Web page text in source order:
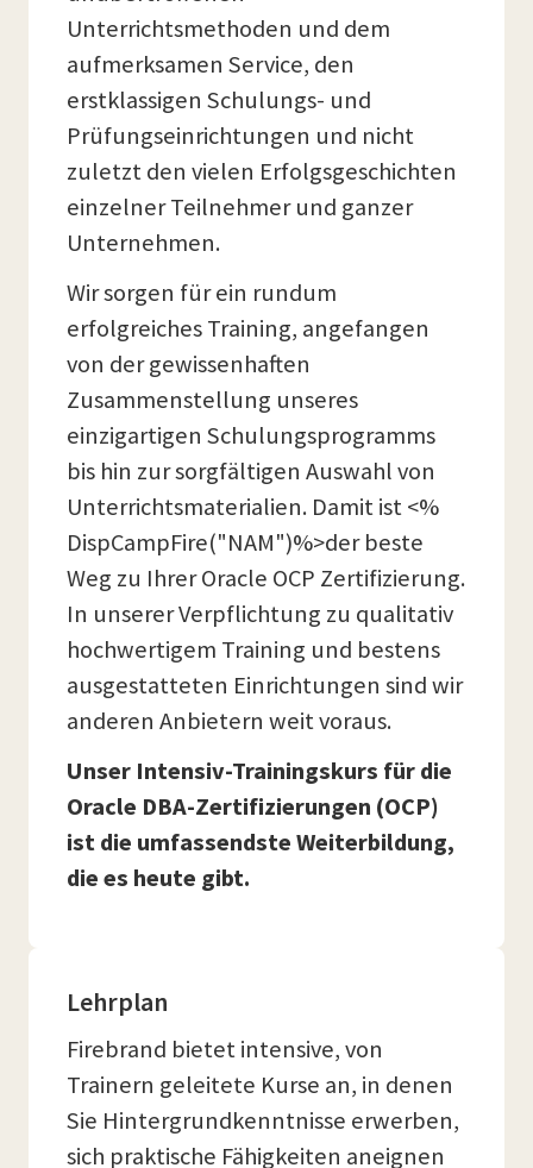
Unterrichtsmethoden und dem
aufmerksamen Service, den
erstklassigen Schulungs- und
Prüfungseinrichtungen und nicht
zuletzt den vielen Erfolgsgeschichten
einzelner Teilnehmer und ganzer
Unternehmen.
Wir sorgen für ein rundum
erfolgreiches Training, angefangen
von der gewissenhaften
Zusammenstellung unseres
einzigartigen Schulungsprogramms
bis hin zur sorgfältigen Auswahl von
Unterrichtsmaterialien. Damit ist <%
DispCampFire("NAM")%>der beste
Weg zu Ihrer Oracle OCP Zertifizierung.
In unserer Verpflichtung zu qualitativ
hochwertigem Training und bestens
ausgestatteten Einrichtungen sind wir
anderen Anbietern weit voraus.
Unser Intensiv-Trainingskurs für die
Oracle DBA-Zertifizierungen (OCP)
ist die umfassendste Weiterbildung,
die es heute gibt.
Lehrplan
Firebrand bietet intensive, von
Trainern geleitete Kurse an, in denen
Sie Hintergrundkenntnisse erwerben,
sich praktische Fähigkeiten aneignen